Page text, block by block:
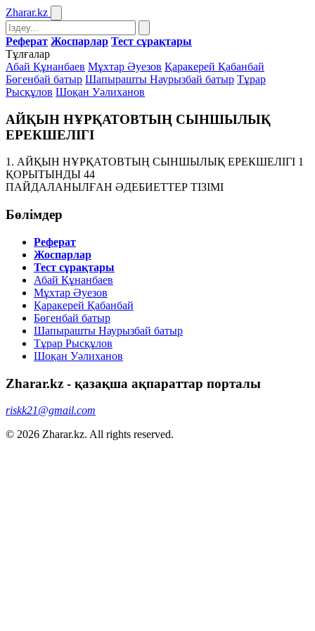
Zharar.kz
Реферат Жоспарлар Тест сұрақтары
Тұлғалар
Абай Құнанбаев Мұхтар Әуезов Қаракерей Қабанбай
Бөгенбай батыр Шапырашты Наурызбай батыр Тұрар
Рысқұлов Шоқан Уәлиханов
АЙҚЫН НҰРҚАТОВТЫҢ СЫНШЫЛЫҚ
ЕРЕКШЕЛІГІ
1. АЙҚЫН НҰРҚАТОВТЫҢ СЫНШЫЛЫҚ ЕРЕКШЕЛІГІ 1
ҚОРЫТЫНДЫ 44
ПАЙДАЛАНЫЛҒАН ӘДЕБИЕТТЕР ТІЗІМІ
Бөлімдер
Реферат
Жоспарлар
Тест сұрақтары
Абай Құнанбаев
Мұхтар Әуезов
Қаракерей Қабанбай
Бөгенбай батыр
Шапырашты Наурызбай батыр
Тұрар Рысқұлов
Шоқан Уәлиханов
Zharar.kz - қазақша ақпараттар порталы
riskk21@gmail.com
© 2026 Zharar.kz. All rights reserved.